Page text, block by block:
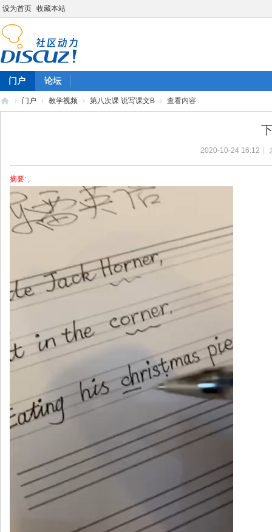
设为首页 收藏本站
门户 论坛
› 门户 › 教学视频 › 第八次课 说写课文B › 查看内容
2020-10-24 16:12
摘要: ,